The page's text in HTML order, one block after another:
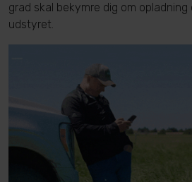
grad skal bekymre dig om
udstyret.